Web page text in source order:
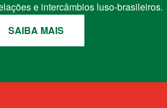
e intercâmbios luso-brasileiros.
SAIBA MAIS